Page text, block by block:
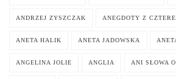
ANDRZEJ ZYSZCZAK ANEGDOTY Z
ANETA HALIK ANETA JADOWSKA
ANGELINA JOLIE ANGLIA ANI SŁOWA